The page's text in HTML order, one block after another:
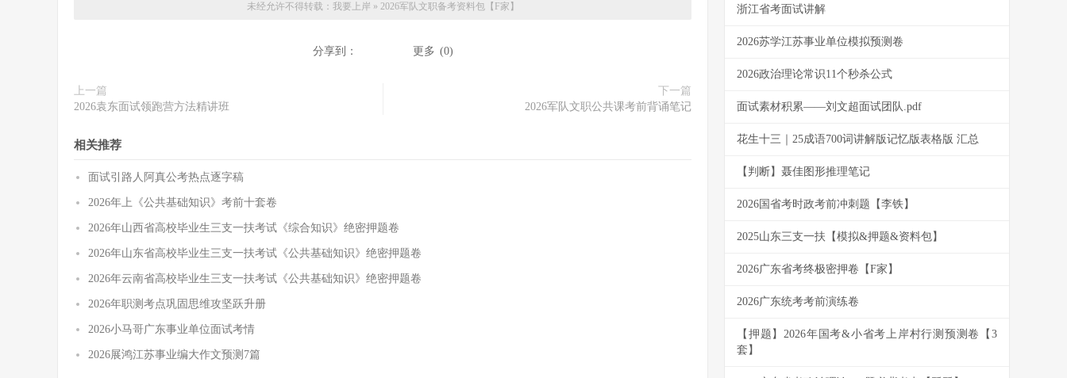
未经允许不得转载： 我要上岸 » 2026军队文职备考资料包【F家】
分享到： 更多 (0)
上一篇
2026袁东面试领跑营方法精讲班
下一篇
2026军队文职公共课考前背诵笔记
相关推荐
面试引路人阿真公考热点逐字稿
2026年上《公共基础知识》考前十套卷
2026年山西省高校毕业生三支一扶考试《综合知识》绝密押题卷
2026年山东省高校毕业生三支一扶考试《公共基础知识》绝密押题卷
2026年云南省高校毕业生三支一扶考试《公共基础知识》绝密押题卷
2026年职测考点巩固思维攻坚跃升册
2026小马哥广东事业单位面试考情
2026展鸿江苏事业编大作文预测7篇
浙江省考面试讲解
2026苏学江苏事业单位模拟预测卷
2026政治理论常识11个秒杀公式
面试素材积累——刘文超面试团队.pdf
花生十三｜25成语700词讲解版记忆版表格版 汇总
【判断】聂佳图形推理笔记
2026国省考时政考前冲刺题【李铁】
2025山东三支一扶【模拟&押题&资料包】
2026广东省考终极密押卷【F家】
2026广东统考考前演练卷
【押题】2026年国考&小省考上岸村行测预测卷【3
套】